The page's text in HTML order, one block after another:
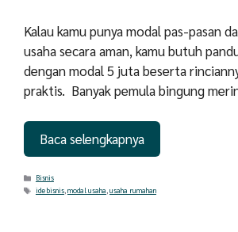
Kalau kamu punya modal pas-pasan
usaha secara aman, kamu butuh
dengan modal 5 juta beserta
praktis. Banyak pemula bingung
Baca selengkapnya
Categories
Bisnis
Tags
ide bisnis,modal usaha,usaha rumahan